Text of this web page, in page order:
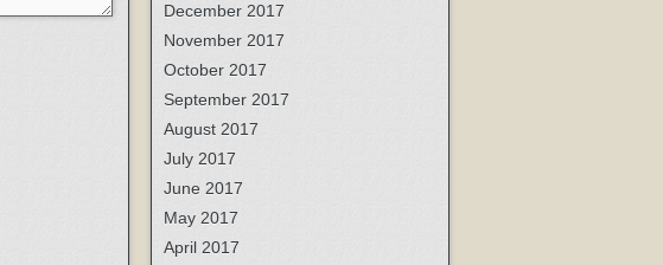
December 2017
November 2017
October 2017
September 2017
August 2017
July 2017
June 2017
May 2017
April 2017